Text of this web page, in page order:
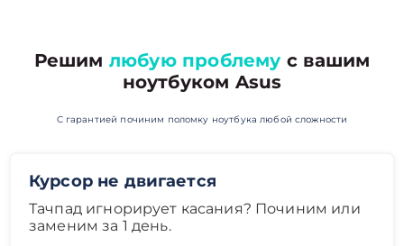
Решим любую проблему с вашим
ноутбуком Asus
С гарантией починим поломку ноутбука любой сложности
Курсор не двигается
Тачпад игнорирует касания? Починим или
заменим за 1 день.